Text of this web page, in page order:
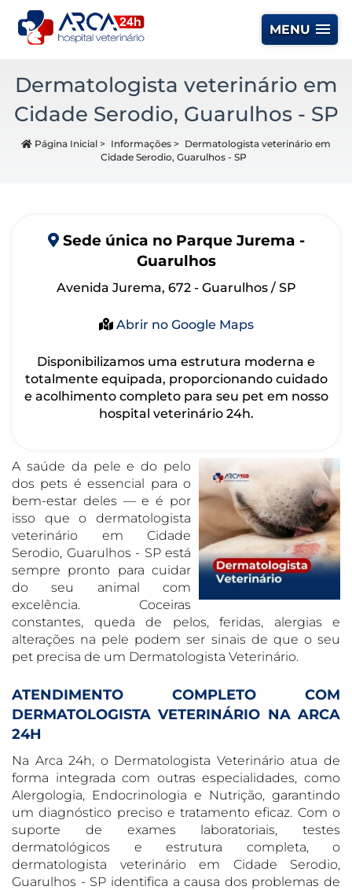
MENU
Dermatologista veterinário em
Cidade Serodio, Guarulhos - SP
Página Inicial > Informações > Dermatologista veterinário em
Cidade Serodio, Guarulhos - SP
Sede única no Parque Jurema -
Guarulhos
Avenida Jurema, 672 - Guarulhos / SP
Abrir no Google Maps
Disponibilizamos uma estrutura moderna e
totalmente equipada, proporcionando cuidado
e acolhimento completo para seu pet em nosso
hospital veterinário 24h.
A saúde da pele e do pelo
dos pets é essencial para o
bem-estar deles — e é por
isso que o dermatologista
veterinário em Cidade
Serodio, Guarulhos - SP está
sempre pronto para cuidar
do seu animal com
excelência. Coceiras
constantes, queda de pelos, feridas, alergias e
alterações na pele podem ser sinais de que o seu
pet precisa de um Dermatologista Veterinário.
ATENDIMENTO COMPLETO COM
DERMATOLOGISTA VETERINÁRIO NA ARCA
24H
Na Arca 24h, o Dermatologista Veterinário atua de
forma integrada com outras especialidades, como
Alergologia, Endocrinologia e Nutrição, garantindo
um diagnóstico preciso e tratamento eficaz. Com o
suporte de exames laboratoriais, testes
dermatológicos e estrutura completa, o
dermatologista veterinário em Cidade Serodio,
Guarulhos - SP identifica a causa dos problemas de